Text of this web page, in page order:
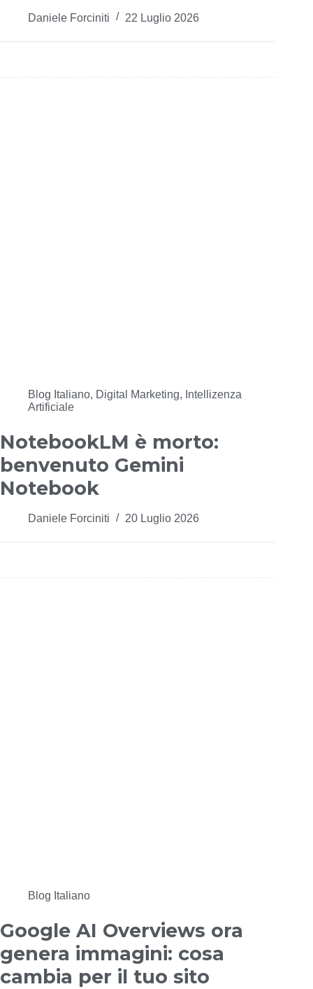
Daniele Forciniti 22 Luglio 2026
Blog Italiano, Digital Marketing, Intellizenza
Artificiale
NotebookLM è morto:
benvenuto Gemini
Notebook
Daniele Forciniti 20 Luglio 2026
Blog Italiano
Google AI Overviews ora
genera immagini: cosa
cambia per il tuo sito